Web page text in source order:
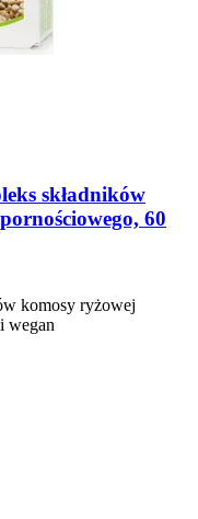
składników
60
komosy ryżowej
wegan